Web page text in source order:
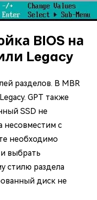
BIOS на
Legacy
разделов. В MBR
GPT также
SSD не
несовместим с
необходимо
выбрать
стилю раздела
диск не